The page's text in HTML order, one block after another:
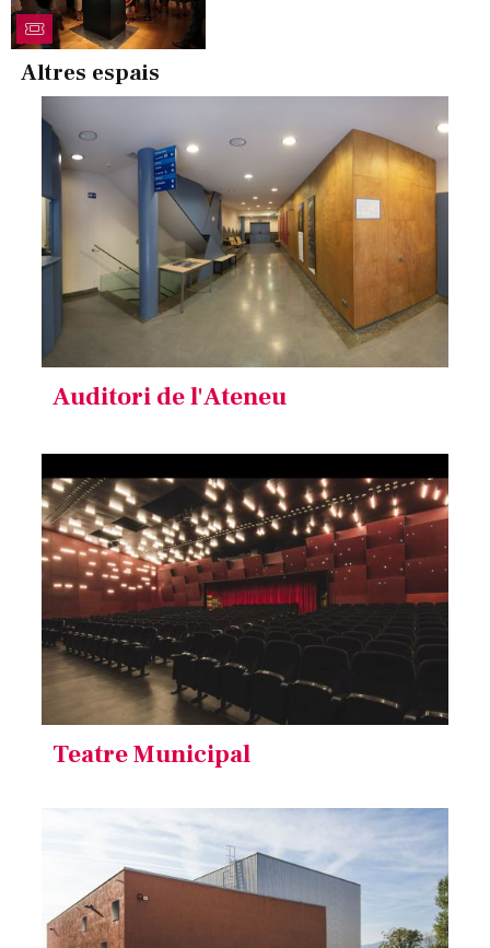
Altres espais
Auditori de l'Ateneu
Teatre Municipal